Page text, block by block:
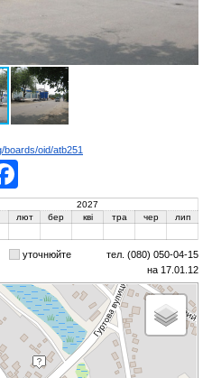
boards/oid/atb251
2027
лют бер кві тра чер лип
уточнюйте
тел. (080) 050-04-15
на 17.01.12